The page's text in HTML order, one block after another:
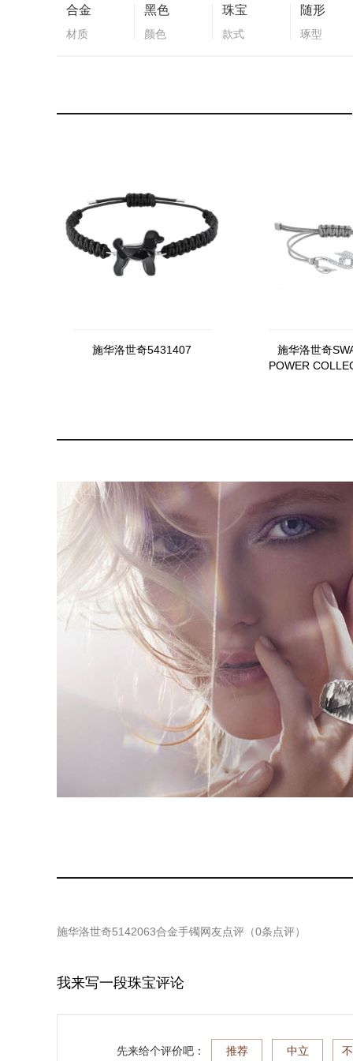
合金
材质
黑色
颜色
珠宝
款式
随形
琢型
施华洛世奇5431407
施华洛世奇
POWER
施华洛世奇5142063合金手镯网友点评（0条点评）
我来写一段珠宝评论
先来给个评价吧： 推荐 中立